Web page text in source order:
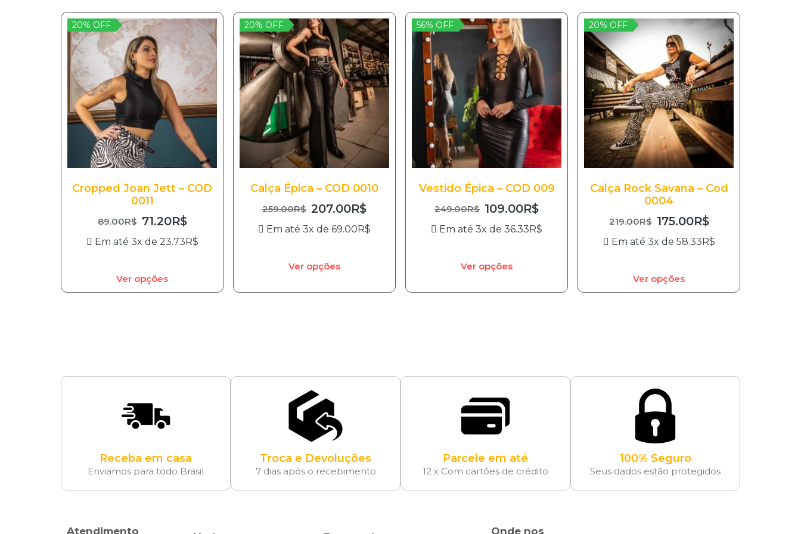
20% OFF
Cropped Joan Jett – COD
0011
89.00R$ 71.20R$
Em até 3x de 23.73R$
Ver opções
20% OFF
Calça Épica – COD 0010
259.00R$ 207.00R$
Em até 3x de 69.00R$
Ver opções
56% OFF
Vestido Épica – COD 009
249.00R$ 109.00R$
Em até 3x de 36.33R$
Ver opções
20% OFF
Calça Rock Savana – Cod
0004
219.00R$ 175.00R$
Em até 3x de 58.33R$
Ver opções
Receba em casa
Enviamos para todo Brasil
Troca e Devoluções
7 dias após o recebimento
Parcele em até
12 x Com cartões de crédito
100% Seguro
Seus dados estão protegidos
Atendimento Onde nos